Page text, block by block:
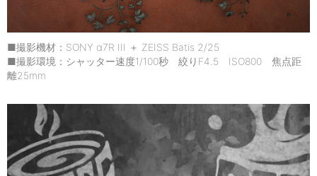
■撮影機材：SONY α7R III ＋ ZEISS Batis 2/25
■撮影環境：シャッター速度1/100秒 絞りF4.5 ISO800 焦点距
離25mm